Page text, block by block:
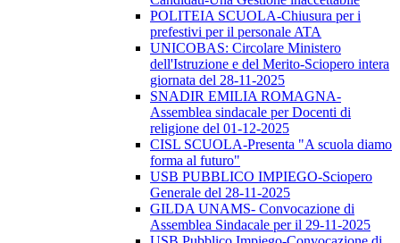
POLITEIA SCUOLA-Chiusura per i
prefestivi per il personale ATA
UNICOBAS: Circolare Ministero
dell'Istruzione e del Merito-Sciopero intera
giornata del 28-11-2025
SNADIR EMILIA ROMAGNA-
Assemblea sindacale per Docenti di
religione del 01-12-2025
CISL SCUOLA-Presenta "A scuola diamo
forma al futuro"
USB PUBBLICO IMPIEGO-Sciopero
Generale del 28-11-2025
GILDA UNAMS- Convocazione di
Assemblea Sindacale per il 29-11-2025